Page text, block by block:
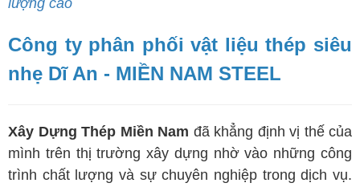
Công ty phân phối vật liệu thép siêu
nhẹ Dĩ An - MIỀN NAM STEEL
Xây Dựng Thép Miền Nam đã khẳng định vị thế của
mình trên thị trường xây dựng nhờ vào những công
trình chất lượng và sự chuyên nghiệp trong dịch vụ.